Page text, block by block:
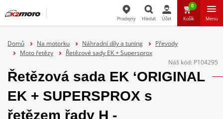
Prodejny Hledat Účet
0
Košík Menu
Domů Na motorku Náhradní díly a tuning
Převody
Moto řetězy
Řetězové sady EK + Supersprox
Náš kód: P104295
Řetězová sada EK ‘ORIGINAL
EK + SUPERSPROX s
řetězem řady H -